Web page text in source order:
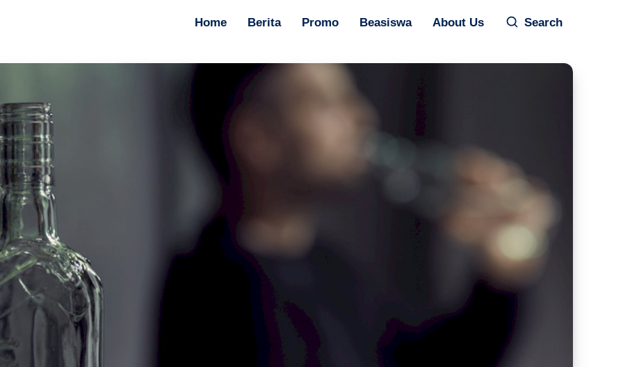
Home Berita Promo Beasiswa About Us Search